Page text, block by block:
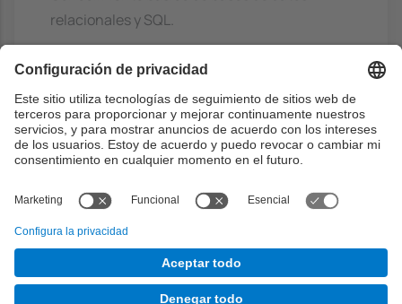
relacionales y SQL.
Especificamente, se asumira conocimientos
de:
- Diagramas de classes UML
- Algebra relacional
- Consultas SQL
- Vistas relacionales
splits)
- Conceptes bàsics d'optimització física de